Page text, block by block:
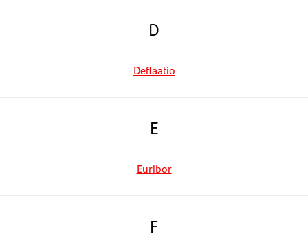
D
Deflaatio
E
Euribor
F